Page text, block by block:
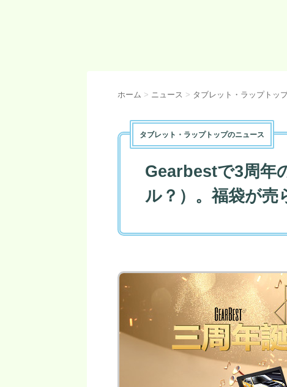
ホーム > ニュース > タブレット・ラップトッ
タブレット・ラップトップのニュース
Gearbestで3周年
ル？）。福袋が売